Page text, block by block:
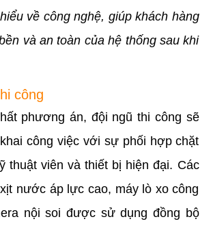
về công nghệ, giúp khách hàng
và an toàn của hệ thống sau khi
công
phương án, đội ngũ thi công sẽ
công việc với sự phối hợp chặt
thuật viên và thiết bị hiện đại. Các
nước áp lực cao, máy lò xo công
nội soi được sử dụng đồng bộ